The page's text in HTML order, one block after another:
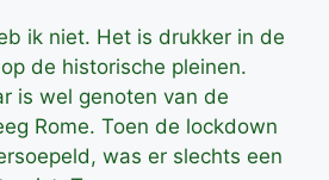
ik niet. Het is drukker in de
de historische pleinen.
is wel genoten van de
Rome. Toen de lockdown
was er slechts een